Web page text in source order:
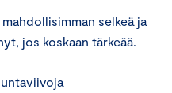
selkeä ja
jos koskaan tärkeää.